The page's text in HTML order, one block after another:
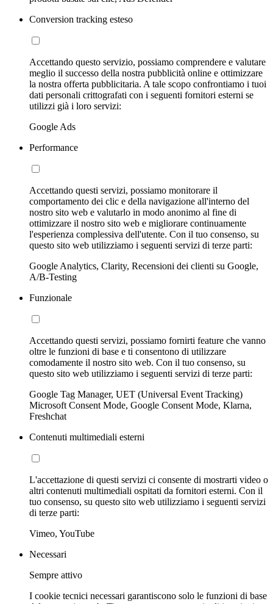
Conversion tracking esteso
Accettando questo servizio, possiamo comprendere e valutare
meglio il successo della nostra pubblicità online e ottimizzare
la nostra offerta pubblicitaria. A tale scopo confrontiamo i tuoi
dati personali crittografati con i seguenti fornitori esterni se
utilizzi già i loro servizi:
Google Ads
Performance
Accettando questi servizi, possiamo monitorare il
comportamento dei clic e della navigazione all'interno del
nostro sito web e valutarlo in modo anonimo al fine di
ottimizzare il nostro sito web e migliorare continuamente
l'esperienza complessiva dell'utente. Con il tuo consenso, su
questo sito web utilizziamo i seguenti servizi di terze parti:
Google Analytics, Clarity, Recensioni dei clienti su Google,
A/B-Testing
Funzionale
Accettando questi servizi, possiamo fornirti feature che vanno
oltre le funzioni di base e ti consentono di utilizzare
comodamente il nostro sito web. Con il tuo consenso, su
questo sito web utilizziamo i seguenti servizi di terze parti:
Google Tag Manager, UET (Universal Event Tracking)
Microsoft Consent Mode, Google Consent Mode, Klarna,
Freshchat
Contenuti multimediali esterni
L'accettazione di questi servizi ci consente di mostrarti video o
altri contenuti multimediali ospitati da fornitori esterni. Con il
tuo consenso, su questo sito web utilizziamo i seguenti servizi
di terze parti:
Vimeo, YouTube
Necessari
Sempre attivo
I cookie tecnici necessari garantiscono solo le funzioni di base